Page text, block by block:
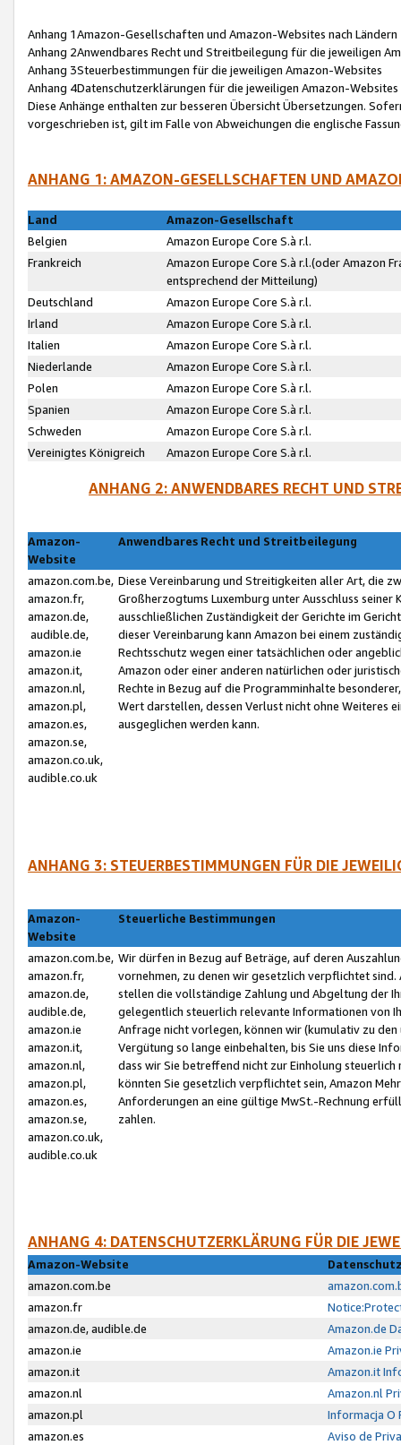
Anhang 1Amazon-Gesellschaften und Amazon-Websites nach Ländern
Anhang 2Anwendbares Recht und Streitbeilegung für die jeweiligen
Anhang 3Steuerbestimmungen für die jeweiligen Amazon-Websites
Anhang 4Datenschutzerklärungen für die jeweiligen Amazon-Websites
Diese Anhänge enthalten zur besseren Übersicht Übersetzungen.
vorgeschrieben ist, gilt im Falle von Abweichungen die englische
ANHANG 1: AMAZON-GESELLSCHAFTEN UND
Land
Amazon-Gesellschaft
Belgien
Amazon Europe Core S.à r.l.
Frankreich
Amazon Europe Core S.à r.l.(oder Amazon
entsprechend der Mitteilung)
Deutschland
Amazon Europe Core S.à r.l.
Irland
Amazon Europe Core S.à r.l.
Italien
Amazon Europe Core S.à r.l.
Niederlande
Amazon Europe Core S.à r.l.
Polen
Amazon Europe Core S.à r.l.
Spanien
Amazon Europe Core S.à r.l.
Schweden
Amazon Europe Core S.à r.l.
Vereinigtes Königreich
Amazon Europe Core S.à r.l.
ANHANG 2: ANWENDBARES RECHT UND
Amazon-
Website
Anwendbares Recht und Streitbeilegung
amazon.com.be,
amazon.fr,
amazon.de,
audible.de,
amazon.ie
amazon.it,
amazon.nl,
amazon.pl,
amazon.es,
amazon.se,
amazon.co.uk,
audible.co.uk
Diese Vereinbarung und Streitigkeiten aller Art, die
Großherzogtums Luxemburg unter Ausschluss
ausschließlichen Zuständigkeit der Gerichte im
dieser Vereinbarung kann Amazon bei einem
Rechtsschutz wegen einer tatsächlichen oder
Amazon oder einer anderen natürlichen oder
Rechte in Bezug auf die Programminhalte
Wert darstellen, dessen Verlust nicht ohne Weiteres
ausgeglichen werden kann.
ANHANG 3: STEUERBESTIMMUNGEN FÜR DIE
Amazon-
Website
Steuerliche Bestimmungen
amazon.com.be,
amazon.fr,
amazon.de,
audible.de,
amazon.ie
amazon.it,
amazon.nl,
amazon.pl,
amazon.es,
amazon.se,
amazon.co.uk,
audible.co.uk
Wir dürfen in Bezug auf Beträge, auf deren
vornehmen, zu denen wir gesetzlich verpflichtet
stellen die vollständige Zahlung und Abgeltung der
gelegentlich steuerlich relevante Informationen von
Anfrage nicht vorlegen, können wir (kumulativ zu
Vergütung so lange einbehalten, bis Sie uns diese
dass wir Sie betreffend nicht zur Einholung
könnten Sie gesetzlich verpflichtet sein, Amazon
Anforderungen an eine gültige MwSt.-Rechnung
zahlen.
ANHANG 4: DATENSCHUTZERKLÄRUNG FÜR DIE
Amazon-Website
amazon.com.be
amazon.fr
amazon.de, audible.de
Amazon.de
amazon.ie
Amazon.ie
amazon.it
Amazon.it
amazon.nl
Amazon.nl
amazon.pl
Informacja O
amazon.es
Aviso de